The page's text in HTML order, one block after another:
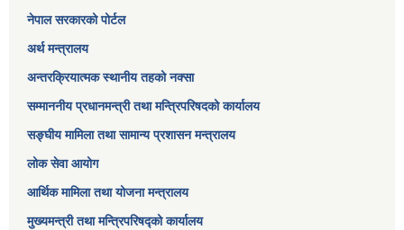
नेपाल सरकारको पोर्टल
अर्थ मन्त्रालय
अन्तरक्रियात्मक स्थानीय तहको नक्सा
सम्माननीय प्रधानमन्त्री तथा मन्त्रिपरिषद‌को कार्यालय
सङ्‍घीय मामिला तथा सामान्य प्रशासन मन्त्रालय
लोक सेवा आयोग
आर्थिक मामिला तथा योजना मन्त्रालय​
मुख्यमन्त्री तथा मन्त्रिपरिषद्को कार्यालय